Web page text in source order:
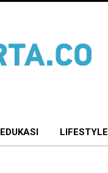
EDUKASI LIFESTYLE